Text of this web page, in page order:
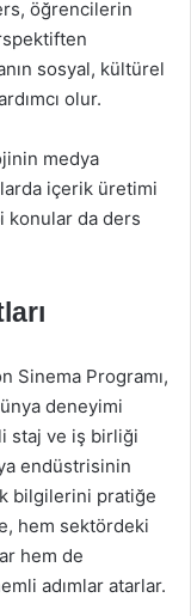
öğrencilerin
sosyal, kültürel
olur.
medya
içerik üretimi
konular da ders
Sinema Programı,
deneyimi
staj ve iş birliği
endüstrisinin
bilgilerini pratiğe
hem sektördeki
hem de
adımlar atarlar.